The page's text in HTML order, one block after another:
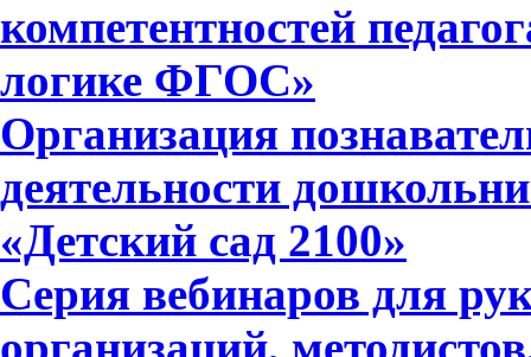
компетентностей
логике ФГОС»
Организация
деятельности
«Детский сад 2100»
Серия вебинаров для